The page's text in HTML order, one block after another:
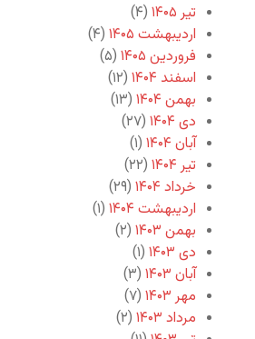
تیر ۱۴۰۵
(۴)
اردیبهشت ۱۴۰۵
(۴)
فروردین ۱۴۰۵
(۵)
اسفند ۱۴۰۴
(۱۲)
بهمن ۱۴۰۴
(۱۳)
دی ۱۴۰۴
(۲۷)
آبان ۱۴۰۴
(۱)
تیر ۱۴۰۴
(۲۲)
خرداد ۱۴۰۴
(۲۹)
اردیبهشت ۱۴۰۴
(۱)
بهمن ۱۴۰۳
(۲)
دی ۱۴۰۳
(۱)
آبان ۱۴۰۳
(۳)
مهر ۱۴۰۳
(۷)
مرداد ۱۴۰۳
(۲)